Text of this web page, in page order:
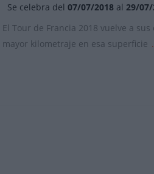
Se celebra del 07/07/2018 al 29/07/
El Tour de Francia 2018 vuelve a
mayor kilometraje en esa superficie